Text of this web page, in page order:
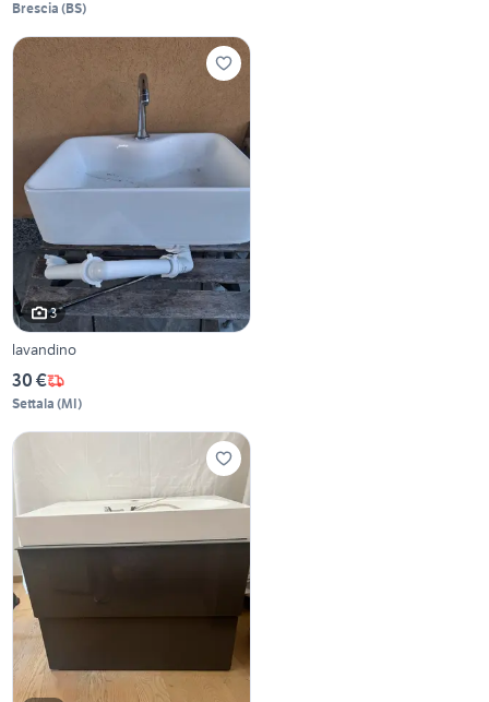
Brescia (BS)
3
lavandino
30 €
Settala (MI)